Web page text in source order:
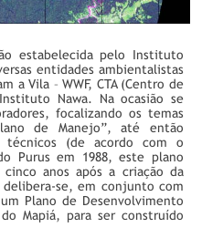
estabelecida pelo Instituto
entidades ambientalistas
a Vila – WWF, CTA (Centro de
Nawa. Na ocasião se
focalizando os temas
de Manejo”, até então
técnicos (de acordo com o
Purus em 1988, este plano
anos após a criação da
se, em conjunto com
Plano de Desenvolvimento
Mapiá, para ser construído